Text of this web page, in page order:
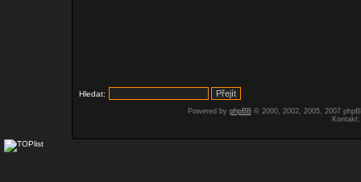
Hledat:
Powered by phpBB© 2000, 2002, 2005, 2007